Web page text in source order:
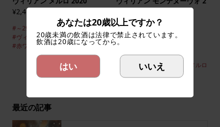
¥2,490
#～2999円
#ヴィラーニ
#ヴィリアン#フル#メルロ
#赤ワイン
019
¥2,490(税込)
#～2999円 #ヴィラーニ
#ヴィリアン
#カベルネ・ソーヴィニヨン
#カベルネ・フラン
#メルロ
#赤ワイン
最近の記事
あなたは20歳以上ですか？
20歳未満の飲酒は法律で禁止されています。
飲酒は20歳になってから。
はい いいえ